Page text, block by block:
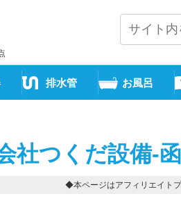
排水管 お風呂
社つくだ設備-
◆本ページはアフィリエイト